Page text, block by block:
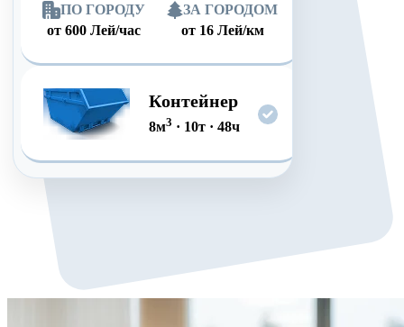
ПО ГОРОДУ
от 600 Лей/час
ЗА ГОРОДОМ
от 16 Лей/км
Контейнер
8м3 · 10т· 48ч